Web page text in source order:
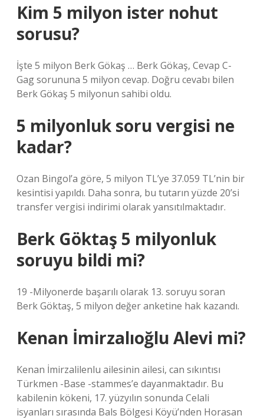
Kim 5 milyon ister nohut
sorusu?
İşte 5 milyon Berk Gökaş ​​… Berk Gökaş, Cevap C-
Gag sorununa 5 milyon cevap. Doğru cevabı bilen
Berk Gökaş ​​5 milyonun sahibi oldu.
5 milyonluk soru vergisi ne
kadar?
Ozan Bingol’a göre, 5 milyon TL’ye 37.059 TL’nin bir
kesintisi yapıldı. Daha sonra, bu tutarın yüzde 20’si
transfer vergisi indirimi olarak yansıtılmaktadır.
Berk Göktaş 5 milyonluk
soruyu bildi mi?
19 -Milyonerde başarılı olarak 13. soruyu soran
Berk Göktaş, 5 milyon değer anketine hak kazandı.
Kenan İmirzalıoğlu Alevi mi?
Kenan İmirzalilenlu ailesinin ailesi, can sıkıntısı
Türkmen -Base -stammes’e dayanmaktadır. Bu
kabilenin kökeni, 17. yüzyılın sonunda Celali
isyanları sırasında Bals Bölgesi Köyü’nden Horasan